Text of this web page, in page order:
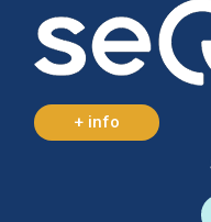
+ info